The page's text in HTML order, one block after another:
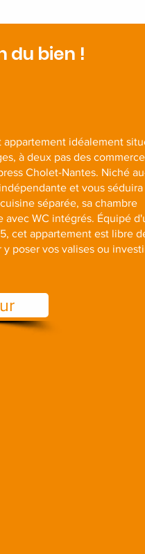
du bien !
idéalement
à deux pas des
Cholet-Nantes. Niché
et vous séduira
séparée, sa chambre
WC intégrés. Équipé
cet appartement est libre
poser vos valises ou